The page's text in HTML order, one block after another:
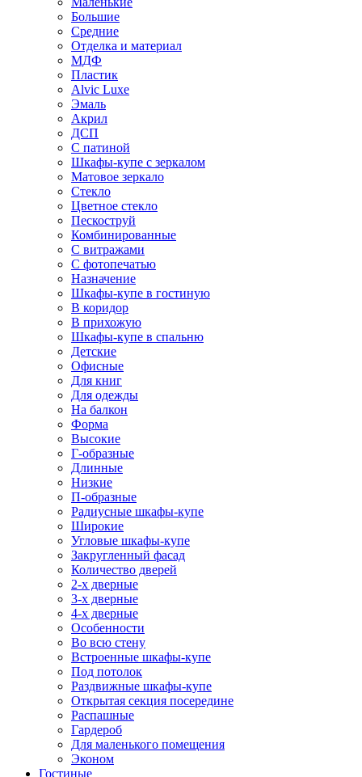
Большие
Средние
Отделка и материал
МДФ
Пластик
Alvic Luxe
Эмаль
Акрил
ДСП
С патиной
Шкафы-купе с зеркалом
Матовое зеркало
Стекло
Цветное стекло
Пескоструй
Комбинированные
С витражами
С фотопечатью
Назначение
Шкафы-купе в гостиную
В коридор
В прихожую
Шкафы-купе в спальню
Детские
Офисные
Для книг
Для одежды
На балкон
Форма
Высокие
Г-образные
Длинные
Низкие
П-образные
Радиусные шкафы-купе
Широкие
Угловые шкафы-купе
Закругленный фасад
Количество дверей
2-х дверные
3-х дверные
4-х дверные
Особенности
Во всю стену
Встроенные шкафы-купе
Под потолок
Раздвижные шкафы-купе
Открытая секция посередине
Распашные
Гардероб
Для маленького помещения
Эконом
Гостиные